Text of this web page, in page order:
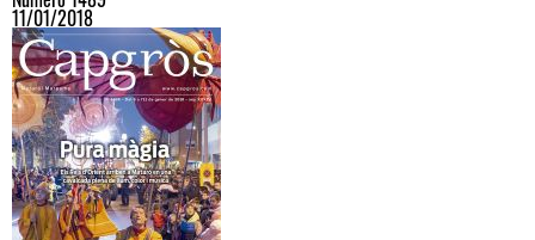
11/01/2018